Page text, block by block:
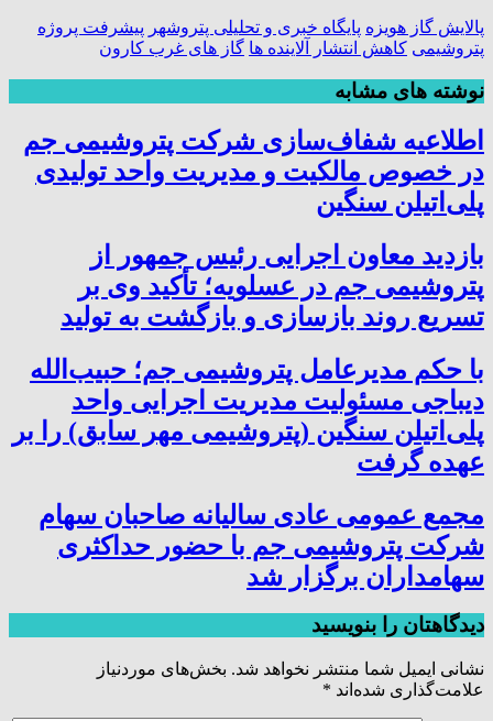
پالایش گاز هویزه پایگاه خبری و تحلیلی پتروشهر پیشرفت پروژه
پتروشیمی کاهش انتشار آلاینده ها گاز های غرب کارون
نوشته های مشابه
اطلاعیه شفاف‌سازی شرکت پتروشیمی جم
در خصوص مالکیت و مدیریت واحد تولیدی
پلی‌اتیلن سنگین
بازدید معاون اجرایی رئیس جمهور از
پتروشیمی جم در عسلویه؛ تأکید وی بر
تسریع روند بازسازی و بازگشت به تولید
با حکم مدیرعامل پتروشیمی جم؛ حبیب‌الله
دیباجی مسئولیت مدیریت اجرایی واحد
پلی‌اتیلن سنگین (پتروشیمی مهر سابق) را بر
عهده گرفت
مجمع عمومی عادی سالیانه صاحبان سهام
شرکت پتروشیمی جم با حضور حداکثری
سهامداران برگزار شد
دیدگاهتان را بنویسید
نشانی ایمیل شما منتشر نخواهد شد. بخش‌های موردنیاز
علامت‌گذاری شده‌اند *